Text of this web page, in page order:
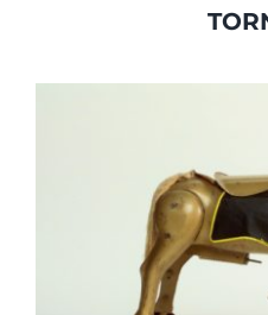
Cavalli a pressione